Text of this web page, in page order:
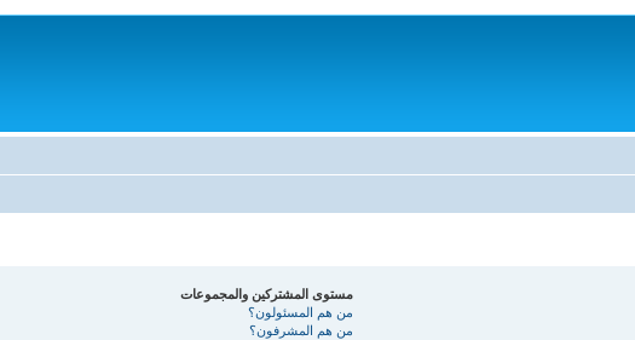
مستوى المشتركين والمجموعات
من هم المسئولون؟
من هم المشرفون؟